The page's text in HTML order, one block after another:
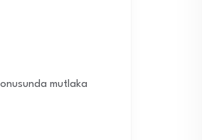
mutlaka